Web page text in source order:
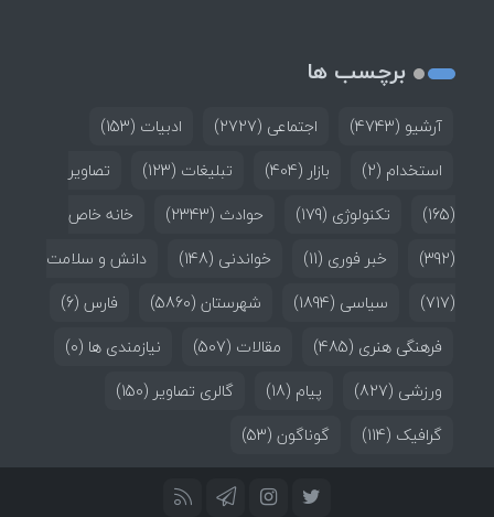
برچسب ها
آرشیو (4743) اجتماعی (2727) ادبیات (153)
استخدام (2) بازار (404) تبلیغات (123)
تصاویر
(165)
تکنولوژی (179) حوادث (2343)
خانه خاص
(392)
خبر فوری (11) خواندنی (148)
دانش و سلامت
(717)
سیاسی (1894) شهرستان (5860) فارس (6)
فرهنگی هنری (485) مقالات (507) نیازمندی ها (0)
ورزشی (827) پیام (18) گالری تصاویر (150)
گرافیک (114) گوناگون (53)